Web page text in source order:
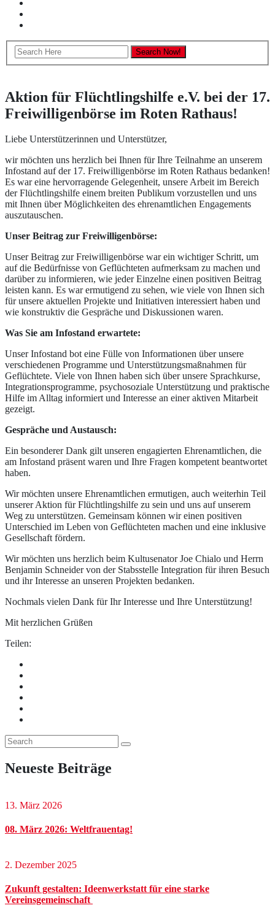
Aktion für Flüchtlingshilfe e.V. bei der 17.
Freiwilligenbörse im Roten Rathaus!
Liebe Unterstützerinnen und Unterstützer,
wir möchten uns herzlich bei Ihnen für Ihre Teilnahme an unserem
Infostand auf der 17. Freiwilligenbörse im Roten Rathaus bedanken!
Es war eine hervorragende Gelegenheit, unsere Arbeit im Bereich
der Flüchtlingshilfe einem breiten Publikum vorzustellen und uns
mit Ihnen über Möglichkeiten des ehrenamtlichen Engagements
auszutauschen.
Unser Beitrag zur Freiwilligenbörse:
Unser Beitrag zur Freiwilligenbörse war ein wichtiger Schritt, um
auf die Bedürfnisse von Geflüchteten aufmerksam zu machen und
darüber zu informieren, wie jeder Einzelne einen positiven Beitrag
leisten kann. Es war ermutigend zu sehen, wie viele von Ihnen sich
für unsere aktuellen Projekte und Initiativen interessiert haben und
wie konstruktiv die Gespräche und Diskussionen waren.
Was Sie am Infostand erwartete:
Unser Infostand bot eine Fülle von Informationen über unsere
verschiedenen Programme und Unterstützungsmaßnahmen für
Geflüchtete. Viele von Ihnen haben sich über unsere Sprachkurse,
Integrationsprogramme, psychosoziale Unterstützung und praktische
Hilfe im Alltag informiert und Interesse an einer aktiven Mitarbeit
gezeigt.
Gespräche und Austausch:
Ein besonderer Dank gilt unseren engagierten Ehrenamtlichen, die
am Infostand präsent waren und Ihre Fragen kompetent beantwortet
haben.
Wir möchten unsere Ehrenamtlichen ermutigen, auch weiterhin Teil
unserer Aktion für Flüchtlingshilfe zu sein und uns auf unserem
Weg zu unterstützen. Gemeinsam können wir einen positiven
Unterschied im Leben von Geflüchteten machen und eine inklusive
Gesellschaft fördern.
Wir möchten uns herzlich beim Kultusenator Joe Chialo und Herrn
Benjamin Schneider von der Stabsstelle Integration für ihren Besuch
und ihr Interesse an unseren Projekten bedanken.
Nochmals vielen Dank für Ihr Interesse und Ihre Unterstützung!
Mit herzlichen Grüßen
Teilen:
Neueste Beiträge
13. März 2026
08. März 2026: Weltfrauentag!
2. Dezember 2025
Zukunft gestalten: Ideenwerkstatt für eine starke
Vereinsgemeinschaft